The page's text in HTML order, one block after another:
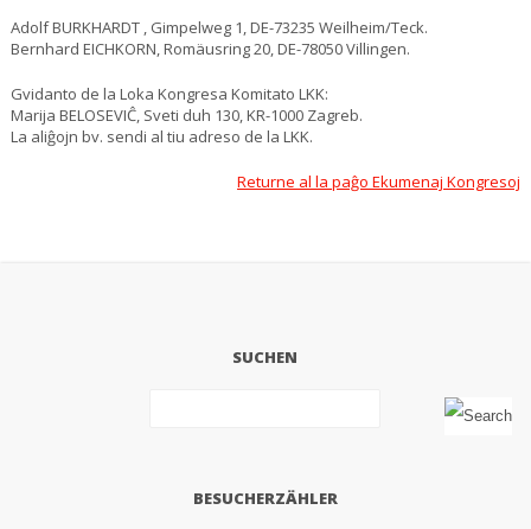
Adolf BURKHARDT , Gimpelweg 1, DE-73235 Weilheim/Teck.
Bernhard EICHKORN, Romäusring 20, DE-78050 Villingen.
Gvidanto de la Loka Kongresa Komitato LKK:
Marija BELOSEVIĈ, Sveti duh 130, KR-1000 Zagreb.
La aliĝojn bv. sendi al tiu adreso de la LKK.
Returne al la paĝo Ekumenaj Kongresoj
SUCHEN
BESUCHERZÄHLER